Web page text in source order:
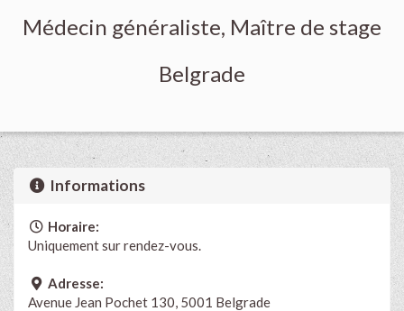
Médecin généraliste, Maître de stage
Belgrade
Informations
Horaire:
Uniquement sur rendez-vous.
Adresse:
Avenue Jean Pochet 130, 5001 Belgrade